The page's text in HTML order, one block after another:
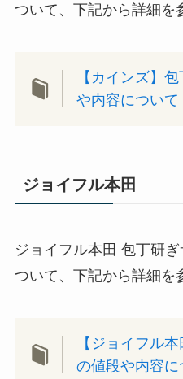
ついて、下記から詳細を
【カインズ】
や内容について
ジョイフル本田
ジョイフル本田 包丁研
ついて、下記から詳細を
【ジョイフル
の値段や内容に